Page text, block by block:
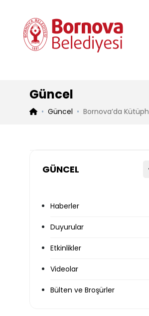
Güncel
Güncel Bornova’da
GÜNCEL
Haberler
Duyurular
Etkinlikler
Videolar
Bülten ve Broşürler